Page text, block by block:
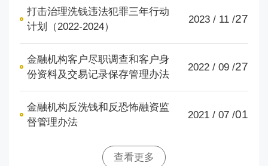
打击治理洗钱违法犯罪三年行动
计划（2022-2024）
2023 / 11 /27
金融机构客户尽职调查和客户身
份资料及交易记录保存管理办法
2022 / 09 /27
金融机构反洗钱和反恐怖融资监
督管理办法
2021 / 07 /01
查看更多